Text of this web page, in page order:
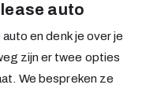
auto
en denk je over je
zijn er twee opties
We bespreken ze